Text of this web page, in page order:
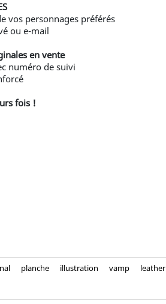
vos personnages préférés
ou e-mail
en vente
numéro de suivi
fois !
planche illustration vamp leather